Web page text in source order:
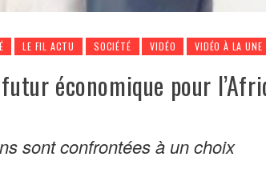
LE FIL ACTU SOCIÉTÉ VIDÉO VIDÉO À LA UNE
économique pour
sont confrontées à un choix